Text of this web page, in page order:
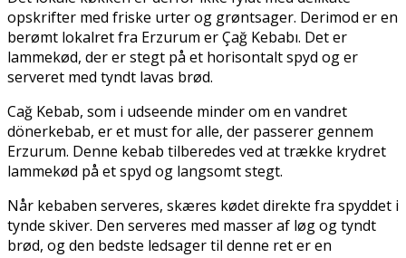
Cağ Kebab, som i udseende minder om en vandret
dönerkebab, er et must for alle, der passerer gennem
Erzurum. Denne kebab tilberedes ved at trække krydret
lammekød på et spyd og langsomt stegt.
Når kebaben serveres, skæres kødet direkte fra spyddet i
tynde skiver. Den serveres med masser af løg og tyndt
brød, og den bedste ledsager til denne ret er en
skummende ayranserveret i et kobberkrus.